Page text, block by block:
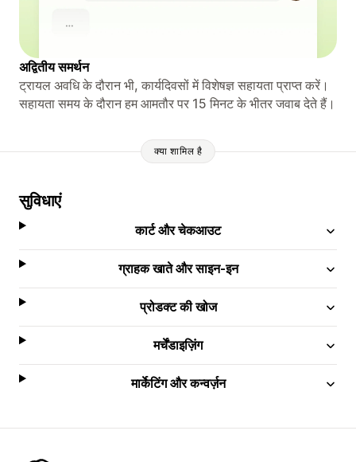
अद्वितीय समर्थन
ट्रायल अवधि के दौरान भी, कार्यदिवसों में विशेषज्ञ सहायता प्राप्त करें।
सहायता समय के दौरान हम आमतौर पर 15 मिनट के भीतर जवाब देते हैं।
क्या शामिल है
सुविधाएं
कार्ट और चेकआउट
ग्राहक खाते और साइन-इन
प्रोडक्ट की खोज
मर्चेंडाइज़िंग
मार्केटिंग और कन्वर्ज़न